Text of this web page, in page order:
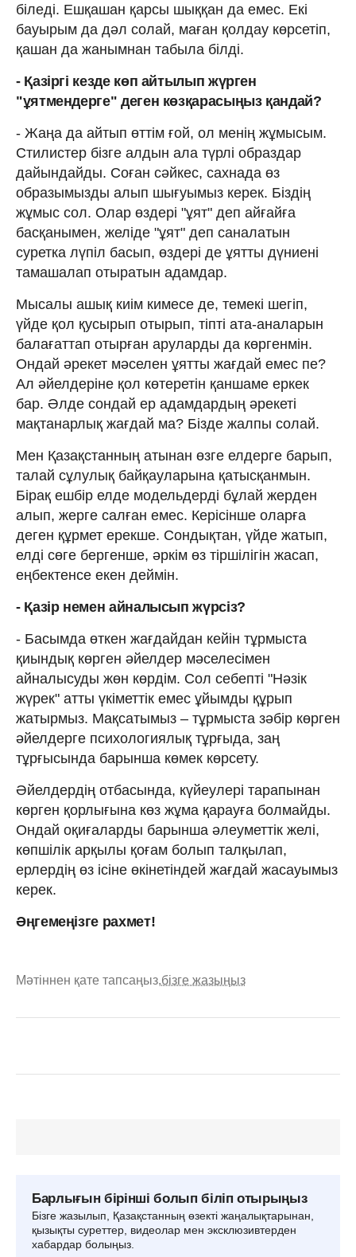
біледі. Ешқашан қарсы шыққан да емес. Екі
бауырым да дәл солай, маған қолдау көрсетіп,
қашан да жанымнан табыла білді.
- Қазіргі кезде көп айтылып жүрген
"ұятмендерге" деген көзқарасыңыз қандай?
- Жаңа да айтып өттім ғой, ол менің жұмысым.
Стилистер бізге алдын ала түрлі образдар
дайындайды. Соған сәйкес, сахнада өз
образымызды алып шығуымыз керек. Біздің
жұмыс сол. Олар өздері "ұят" деп айғайға
басқанымен, желіде "ұят" деп саналатын
суретка лүпіл басып, өздері де ұятты дүниені
тамашалап отыратын адамдар.
Мысалы ашық киім кимесе де, темекі шегіп,
үйде қол қусырып отырып, тіпті ата-аналарын
балағаттап отырған аруларды да көргенмін.
Ондай әрекет мәселен ұятты жағдай емес пе?
Ал әйелдеріне қол көтеретін қаншаме еркек
бар. Әлде сондай ер адамдардың әрекеті
мақтанарлық жағдай ма? Бізде жалпы солай.
Мен Қазақстанның атынан өзге елдерге барып,
талай сұлулық байқауларына қатысқанмын.
Бірақ ешбір елде модельдерді бұлай жерден
алып, жерге салған емес. Керісінше оларға
деген құрмет ерекше. Сондықтан, үйде жатып,
елді сөге бергенше, әркім өз тіршілігін жасап,
еңбектенсе екен деймін.
- Қазір немен айналысып жүрсіз?
- Басымда өткен жағдайдан кейін тұрмыста
қиындық көрген әйелдер мәселесімен
айналысуды жөн көрдім. Сол себепті "Нәзік
жүрек" атты үкіметтік емес ұйымды құрып
жатырмыз. Мақсатымыз – тұрмыста зәбір көрген
әйелдерге психологиялық тұрғыда, заң
тұрғысында барынша көмек көрсету.
Әйелдердің отбасында, күйеулері тарапынан
көрген қорлығына көз жұма қарауға болмайды.
Ондай оқиғаларды барынша әлеуметтік желі,
көпшілік арқылы қоғам болып талқылап,
ерлердің өз ісіне өкінетіндей жағдай жасауымыз
керек.
Әңгемеңізге рахмет!
Мәтіннен қате тапсаңыз,бізге жазыңыз
Барлығын бірінші болып біліп отырыңыз
Бізге жазылып, Қазақстанның өзекті жаңалықтарынан,
қызықты суреттер, видеолар мен эксклюзивтерден
хабардар болыңыз.